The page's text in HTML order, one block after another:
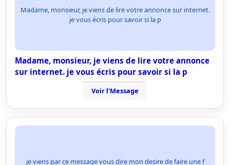
Madame, monsieur, je viens de lire votre annonce sur internet.
je vous écris pour savoir si la p
Madame, monsieur, je viens de lire votre annonce
sur internet. je vous écris pour savoir si la p
Voir l'Message
je viens par ce message vous dire mon desire de faire une f